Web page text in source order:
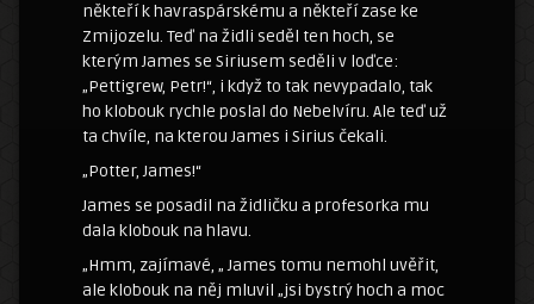
někteří k havraspárskému a někteří zase ke
Zmijozelu. Teď na židli seděl ten hoch, se
kterým James se Siriusem seděli v loďce:
„Pettigrew, Petr!“, i když to tak nevypadalo, tak
ho klobouk rychle poslal do Nebelvíru. Ale teď už
ta chvíle, na kterou James i Sirius čekali.
„Potter, James!“
James se posadil na židličku a profesorka mu
dala klobouk na hlavu.
„Hmm, zajímavé, „ James tomu nemohl uvěřit,
ale klobouk na něj mluvil „jsi bystrý hoch a moc